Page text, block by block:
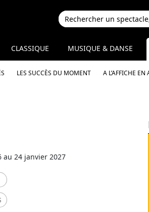
CLASSIQUE MUSIQUE & DANSE
LES SUCCÈS DU MOMENT A L’AFFICHE EN
au 24 janvier 2027